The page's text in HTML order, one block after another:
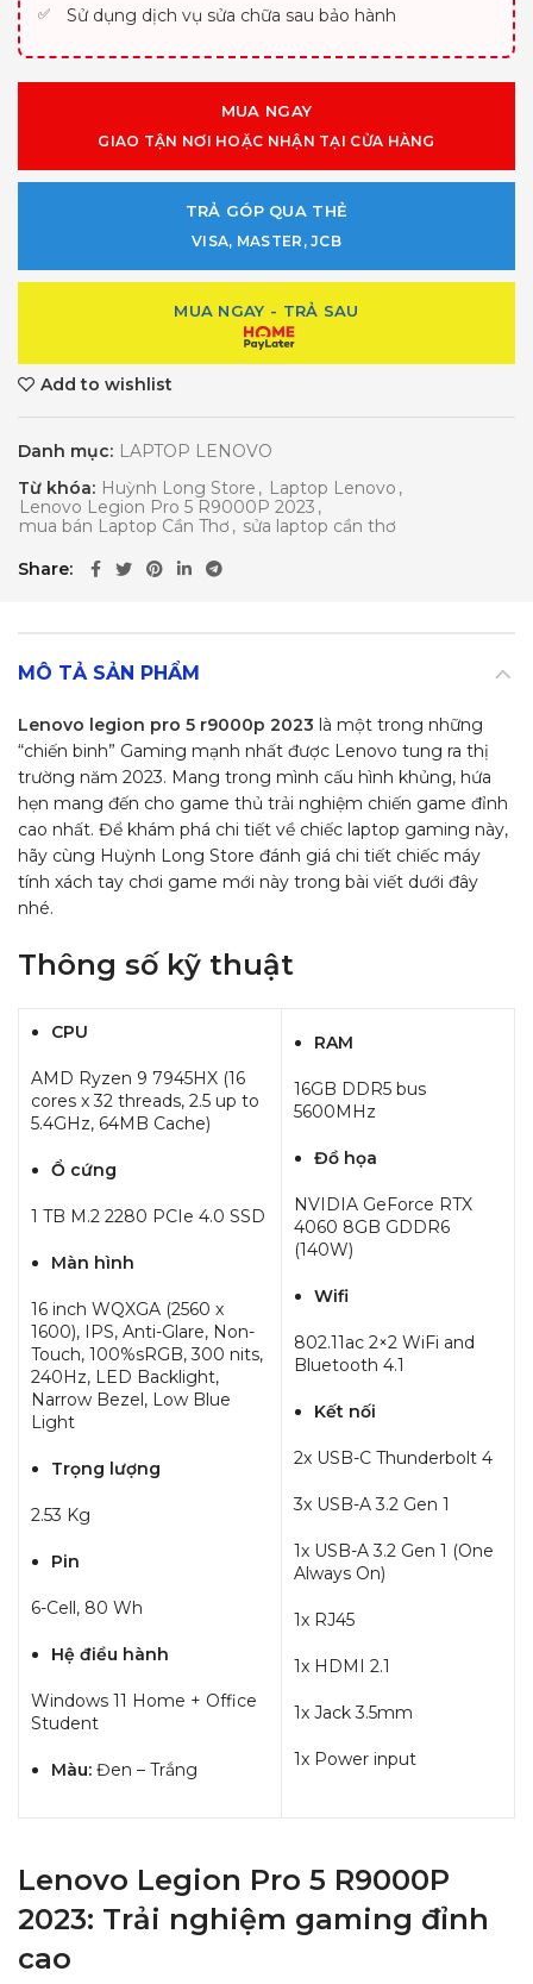
Sử dụng dịch vụ sửa chữa sau bảo hành
MUA NGAY
GIAO TẬN NƠI HOẶC NHẬN TẠI CỬA HÀNG
TRẢ GÓP QUA THẺ
VISA, MASTER, JCB
MUA NGAY - TRẢ SAU
Add to wishlist
Danh mục: LAPTOP LENOVO
Từ khóa: Huỳnh Long Store , Laptop Lenovo ,
Lenovo Legion Pro 5 R9000P 2023 ,
mua bán Laptop Cần Thơ , sửa laptop cần thơ
Share
MÔ TẢ SẢN PHẨM
Lenovo legion pro 5 r9000p 2023 là một trong những
“chiến binh” Gaming mạnh nhất được Lenovo tung ra thị
trường năm 2023. Mang trong mình cấu hình khủng, hứa
hẹn mang đến cho game thủ trải nghiệm chiến game đỉnh
cao nhất. Để khám phá chi tiết về chiếc laptop gaming này,
hãy cùng Huỳnh Long Store đánh giá chi tiết chiếc máy
tính xách tay chơi game mới này trong bài viết dưới đây
nhé.
Thông số kỹ thuật
CPU
AMD Ryzen 9 7945HX (16
cores x 32 threads, 2.5 up to
5.4GHz, 64MB Cache)
Ổ cứng
1 TB M.2 2280 PCIe 4.0 SSD
Màn hình
16 inch WQXGA (2560 x
1600), IPS, Anti-Glare, Non-
Touch, 100%sRGB, 300 nits,
240Hz, LED Backlight,
Narrow Bezel, Low Blue
Light
Trọng lượng
2.53 Kg
Pin
6-Cell, 80 Wh
Hệ điều hành
Windows 11 Home + Office
Student
Màu: Đen – Trắng
RAM
16GB DDR5 bus
5600MHz
Đồ họa
NVIDIA GeForce RTX
4060 8GB GDDR6
(140W)
Wifi
802.11ac 2×2 WiFi and
Bluetooth 4.1
Kết nối
2x USB-C Thunderbolt 4
3x USB-A 3.2 Gen 1
1x USB-A 3.2 Gen 1 (One
Always On)
1x RJ45
1x HDMI 2.1
1x Jack 3.5mm
1x Power input
Lenovo Legion Pro 5 R9000P
2023: Trải nghiệm gaming đỉnh
cao